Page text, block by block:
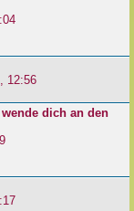
12:56
dich an den